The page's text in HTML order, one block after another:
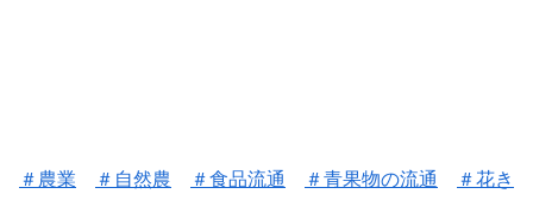
＃農業 ＃自然農 ＃食品流通 ＃青果物の流通
＃花き